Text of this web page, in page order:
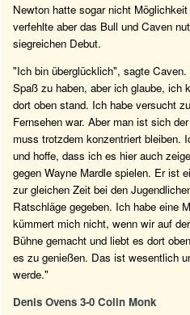
Newton hatte sogar nicht
verfehlte aber das Bull und Caven
siegreichen Debut.
"Ich bin überglücklich", sagte
Spaß zu haben, aber ich glaube, ich
dort oben stand. Ich habe versucht
Fernsehen war. Aber man ist sich
muss trotzdem konzentriert bleiben.
und hoffe, dass ich es hier auch
gegen Wayne Mardle spielen. Er ist
zur gleichen Zeit bei den
Ratschläge gegeben. Ich habe eine
kümmert mich nicht, wenn wir auf
Bühne gemacht und liebt es dort
es zu genießen. Das ist wesentlich
werde."
Denis Ovens 3-0 Colin Monk